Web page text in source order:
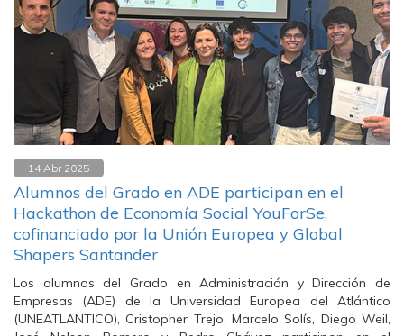
14 Abr 2025
Alumnos del Grado en ADE participan en el
Hackathon de Economía Social YouForSe,
cofinanciado por la Unión Europea y Global
Shapers Santander
Los alumnos del Grado en Administración y Dirección de
Empresas (ADE) de la Universidad Europea del Atlántico
(UNEATLANTICO), Cristopher Trejo, Marcelo Solís, Diego Weil,